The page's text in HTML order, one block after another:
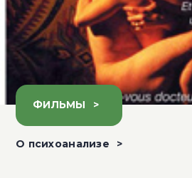
О психоанализе
ФИЛЬМЫ